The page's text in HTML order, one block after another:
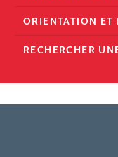
ORIENTATION ET
RECHERCHER